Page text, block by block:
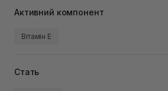
Активний компонент
Вітамін Е
Стать